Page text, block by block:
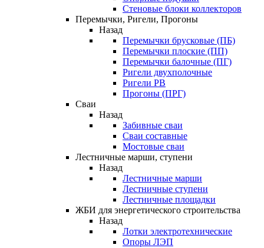
Стеновые блоки коллекторов
Перемычки, Ригели, Прогоны
Назад
Перемычки брусковые (ПБ)
Перемычки плоские (ПП)
Перемычки балочные (ПГ)
Ригели двухполочные
Ригели РВ
Прогоны (ПРГ)
Сваи
Назад
Забивные сваи
Сваи составные
Мостовые сваи
Лестничные марши, ступени
Назад
Лестничные марши
Лестничные ступени
Лестничные площадки
ЖБИ для энергетического строительства
Назад
Лотки электротехнические
Опоры ЛЭП